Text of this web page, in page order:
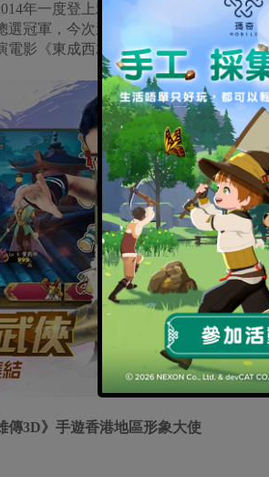
年一度登上雅虎香港首頁關鍵字搜尋
冠軍，今次達哥首度挑戰射鵰古裝造
電影《東成西就》入面的香腸嘴歐陽峰
傳3D》手遊香港地區形象大使